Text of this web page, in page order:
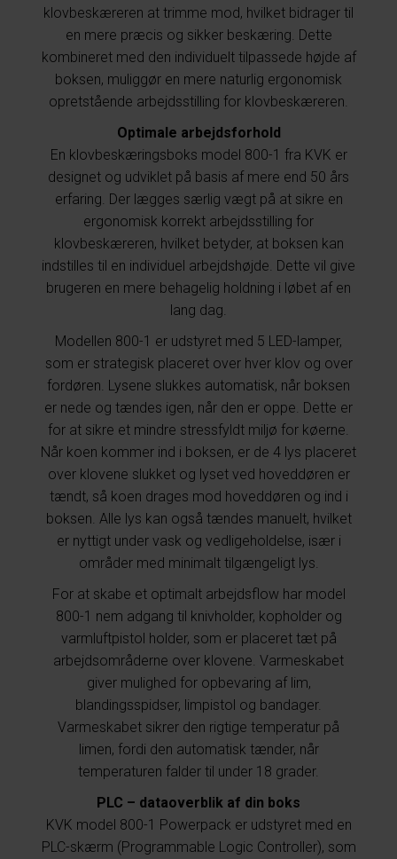
klovbeskæreren at trimme mod, hvilket bidrager til
en mere præcis og sikker beskæring. Dette
kombineret med den individuelt tilpassede højde af
boksen, muliggør en mere naturlig ergonomisk
opretstående arbejdsstilling for klovbeskæreren.
Optimale arbejdsforhold
En klovbeskæringsboks model 800-1 fra KVK er
designet og udviklet på basis af mere end 50 års
erfaring. Der lægges særlig vægt på at sikre en
ergonomisk korrekt arbejdsstilling for
klovbeskæreren, hvilket betyder, at boksen kan
indstilles til en individuel arbejdshøjde. Dette vil give
brugeren en mere behagelig holdning i løbet af en
lang dag.
Modellen 800-1 er udstyret med 5 LED-lamper,
som er strategisk placeret over hver klov og over
fordøren. Lysene slukkes automatisk, når boksen
er nede og tændes igen, når den er oppe. Dette er
for at sikre et mindre stressfyldt miljø for køerne.
Når koen kommer ind i boksen, er de 4 lys placeret
over klovene slukket og lyset ved hoveddøren er
tændt, så koen drages mod hoveddøren og ind i
boksen. Alle lys kan også tændes manuelt, hvilket
er nyttigt under vask og vedligeholdelse, især i
områder med minimalt tilgængeligt lys.
For at skabe et optimalt arbejdsflow har model
800-1 nem adgang til knivholder, kopholder og
varmluftpistol holder, som er placeret tæt på
arbejdsområderne over klovene. Varmeskabet
giver mulighed for opbevaring af lim,
blandingsspidser, limpistol og bandager.
Varmeskabet sikrer den rigtige temperatur på
limen, fordi den automatisk tænder, når
temperaturen falder til under 18 grader.
PLC – dataoverblik af din boks
KVK model 800-1 Powerpack er udstyret med en
PLC-skærm (Programmable Logic Controller), som